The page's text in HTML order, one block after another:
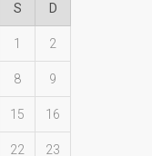
S D
1 2
8 9
15 16
22 23